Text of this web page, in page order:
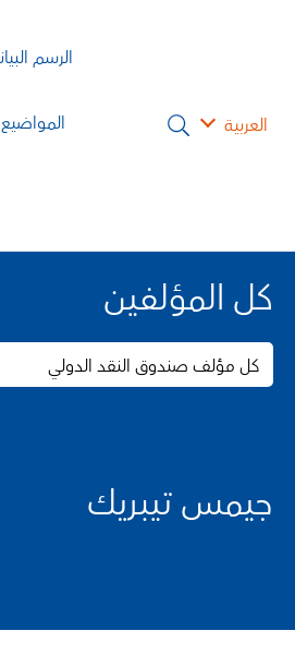
العربية
الرسم
المواضيع
كل المؤلفين
كل مؤلف صندوق النقد الدولي
جيمس تيبريك